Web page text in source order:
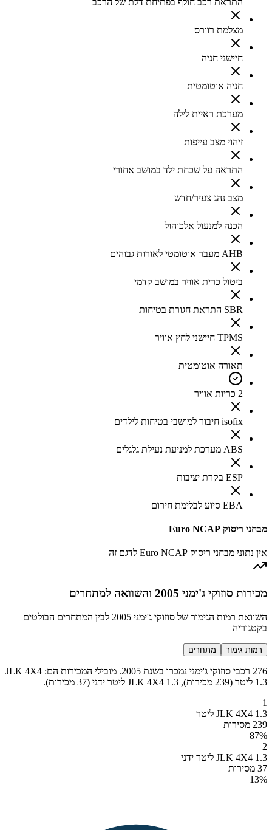
מצלמת רוורס
חיישני חניה
חניה אוטומטית
מערכת ראיית לילה
זיהוי מצב עייפות
התראה על שכחת ילד במושב אחורי
מצב נהג צעיר/חדש
הכנה למנעול אלכוהול
AHB מעבר אוטומטי לאורות גבוהים
ביטול כרית אוויר במושב קדמי
SBR התראת חגורת בטיחות
TPMS חיישני לחץ אוויר
תאורה אוטומטית
2 כריות אוויר
isofix חיבור למושבי בטיחות לילדים
ABS מערכת למניעת נעילת גלגלים
ESP בקרת יציבות
EBA סיוע לבלימת חירום
מבחני ריסוק Euro NCAP
אין נתוני מבחני ריסוק Euro NCAP לדגם זה
מכירות סוזוקי ג'ימני 2005 והשוואה למתחרים
השוואת רמות הגימור של סוזוקי ג'ימני 2005 לבין המתחרים הבולטים
בקטגוריה
רמות גימור מתחרים
276 רכבי סוזוקי ג'ימני נמכרו בשנת 2005. מובילי המכירות הם: JLK 4X4
1.3 ליטר (239 מכירות), JLK 4X4 1.3 ליטר ידני (37 מכירות).
1
JLK 4X4 1.3 ליטר
239 מסירות
87%
2
JLK 4X4 1.3 ליטר ידני
37 מסירות
13%